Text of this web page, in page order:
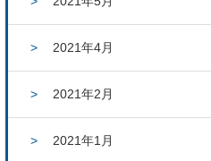
2021年4月
2021年2月
2021年1月